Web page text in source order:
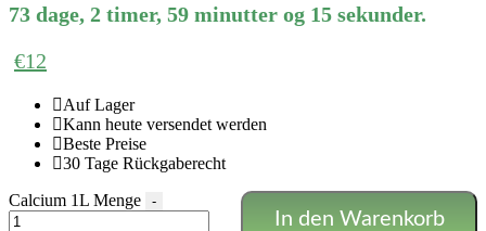
73 dage, 2 timer, 59 minutter og 15 sekunder.
€12
Auf Lager
Kann heute versendet werden
Beste Preise
30 Tage Rückgaberecht
Calcium 1L Menge
-
In den Warenkorb